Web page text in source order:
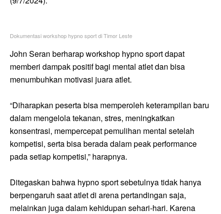
Dokumentasi workshop hypno sport di Timor Leste
John Seran berharap workshop hypno sport dapat
memberi dampak positif bagi mental atlet dan bisa
menumbuhkan motivasi juara atlet.
“Diharapkan peserta bisa memperoleh keterampilan baru
dalam mengelola tekanan, stres, meningkatkan
konsentrasi, mempercepat pemulihan mental setelah
kompetisi, serta bisa berada dalam peak performance
pada setiap kompetisi,” harapnya.
Ditegaskan bahwa hypno sport sebetulnya tidak hanya
berpengaruh saat atlet di arena pertandingan saja,
melainkan juga dalam kehidupan sehari-hari. Karena